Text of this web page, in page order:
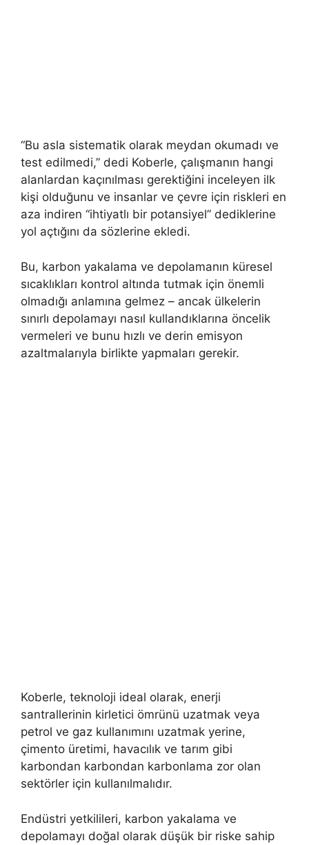
“Bu asla sistematik olarak meydan okumadı ve
test edilmedi,” dedi Koberle, çalışmanın hangi
alanlardan kaçınılması gerektiğini inceleyen ilk
kişi olduğunu ve insanlar ve çevre için riskleri en
aza indiren “ihtiyatlı bir potansiyel” dediklerine
yol açtığını da sözlerine ekledi.
Bu, karbon yakalama ve depolamanın küresel
sıcaklıkları kontrol altında tutmak için önemli
olmadığı anlamına gelmez – ancak ülkelerin
sınırlı depolamayı nasıl kullandıklarına öncelik
vermeleri ve bunu hızlı ve derin emisyon
azaltmalarıyla birlikte yapmaları gerekir.
Koberle, teknoloji ideal olarak, enerji
santrallerinin kirletici ömrünü uzatmak veya
petrol ve gaz kullanımını uzatmak yerine,
çimento üretimi, havacılık ve tarım gibi
karbondan karbondan karbonlama zor olan
sektörler için kullanılmalıdır.
Endüstri yetkilileri, karbon yakalama ve
depolamayı doğal olarak düşük bir riske sahip